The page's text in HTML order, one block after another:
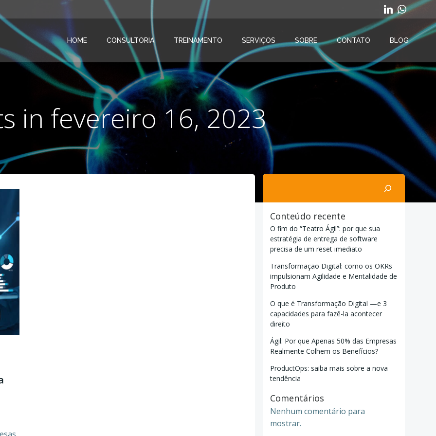
HOME CONSULTORIA TREINAMENTO SERVIÇOS SOBRE CONTATO BLOG
in fevereiro 16, 2023
Pesquisar
Conteúdo recente
O fim do “Teatro Ágil”: por que sua
estratégia de entrega de software
precisa de um reset imediato
Transformação Digital: como os OKRs
impulsionam Agilidade e Mentalidade de
Produto
O que é Transformação Digital —e 3
capacidades para fazê-la acontecer
direito
Ágil: Por que Apenas 50% das Empresas
Realmente Colhem os Benefícios?
ProductOps: saiba mais sobre a nova
tendência
Comentários
Nenhum comentário para
mostrar.